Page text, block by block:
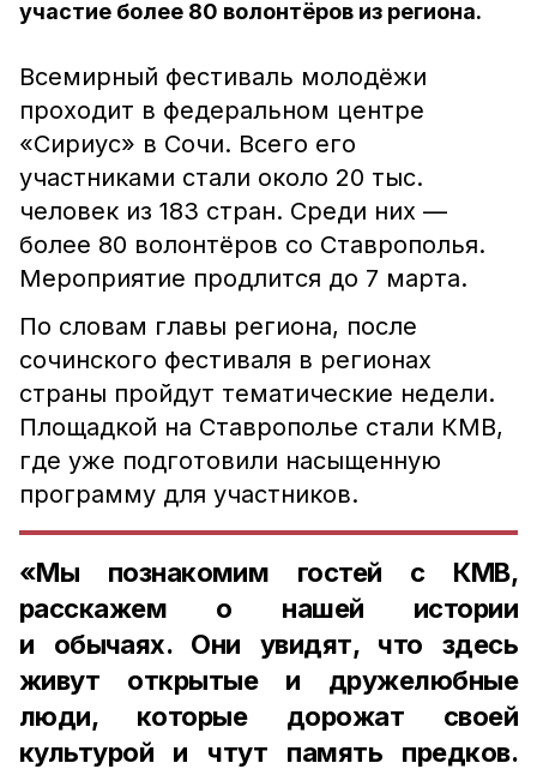
участие более 80 волонтёров из региона.
Всемирный фестиваль молодёжи
проходит в федеральном центре
«Сириус» в Сочи. Всего его
участниками стали около 20 тыс.
человек из 183 стран. Среди них —
более 80 волонтёров со Ставрополья.
Мероприятие продлится до 7 марта.
По словам главы региона, после
сочинского фестиваля в регионах
страны пройдут тематические недели.
Площадкой на Ставрополье стали КМВ,
где уже подготовили насыщенную
программу для участников.
«Мы познакомим гостей с КМВ,
расскажем о нашей истории
и обычаях. Они увидят, что здесь
живут открытые и дружелюбные
люди, которые дорожат своей
культурой и чтут память предков.